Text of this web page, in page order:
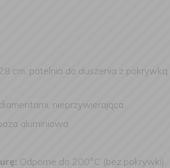
cm, patelnia do duszenia z
nieprzywierająca
aluminiowa
Odporne do 200°C (bez pokrywki).